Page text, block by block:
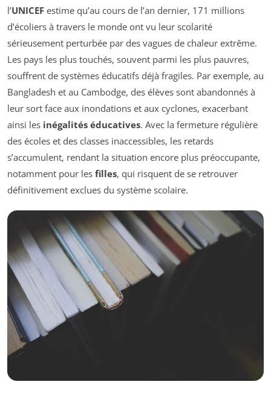
l’UNICEF estime qu’au cours de l’an dernier, 171 millions
d’écoliers à travers le monde ont vu leur scolarité
sérieusement perturbée par des vagues de chaleur extrême.
Les pays les plus touchés, souvent parmi les plus pauvres,
souffrent de systèmes éducatifs déjà fragiles. Par exemple, au
Bangladesh et au Cambodge, des élèves sont abandonnés à
leur sort face aux inondations et aux cyclones, exacerbant
ainsi les inégalités éducatives. Avec la fermeture régulière
des écoles et des classes inaccessibles, les retards
s’accumulent, rendant la situation encore plus préoccupante,
notamment pour les filles, qui risquent de se retrouver
définitivement exclues du système scolaire.